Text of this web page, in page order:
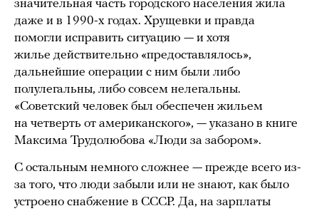
значительная часть городского населения жила
даже и в 1990-х годах. Хрущевки и правда
помогли исправить ситуацию — и хотя
жилье действительно «предоставлялось»,
дальнейшие операции с ним были либо
полулегальны, либо совсем нелегальны.
«Советский человек был обеспечен жильем
на четверть от американского», — указано в книге
Максима Трудолюбова «Люди за забором».
С остальным немного сложнее — прежде всего из-
за того, что люди забыли или не знают, как было
устроено снабжение в СССР. Да, на зарплаты